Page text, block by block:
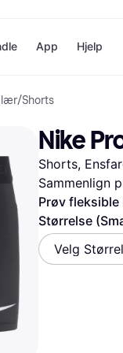
Betal nå
Betal i 3
Betal innen
Finansiering
Vipps
App Hjelp
/Shorts
Nike
Shorts,
Sammenlign
Prøv
Størrelse
Velg